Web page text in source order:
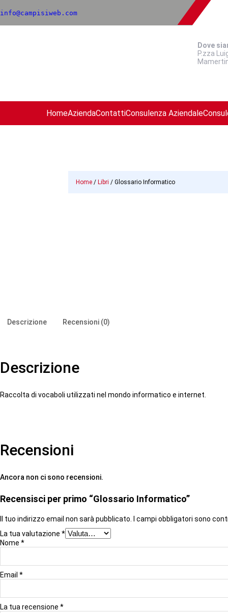
info@campisiweb.com
Dove
P.zza
HomeAziendaContattiConsulenza Aziendale
Home / Libri / Glossario Informatico
Descrizione
Recensioni (0)
Descrizione
Raccolta di vocaboli utilizzati nel mondo informatico e internet.
Recensioni
Ancora non ci sono recensioni.
Recensisci per primo “Glossario Informatico”
Il tuo indirizzo email non sarà pubblicato. I campi obbligatori sono
La tua valutazione *
La tua recensione *
Nome *
Email *